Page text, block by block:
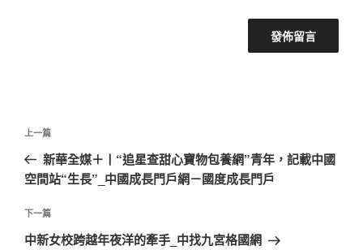
文
導
覽
上
一
篇
章
上一篇
新華全媒＋丨“追星查甜心寶物包養網”青年，記載中國
空間站“生長”_中國成長門戶網－國度成長門戶
下
一
下一篇
中新女校跨越年夜洋的牽手_中找九宮格國網